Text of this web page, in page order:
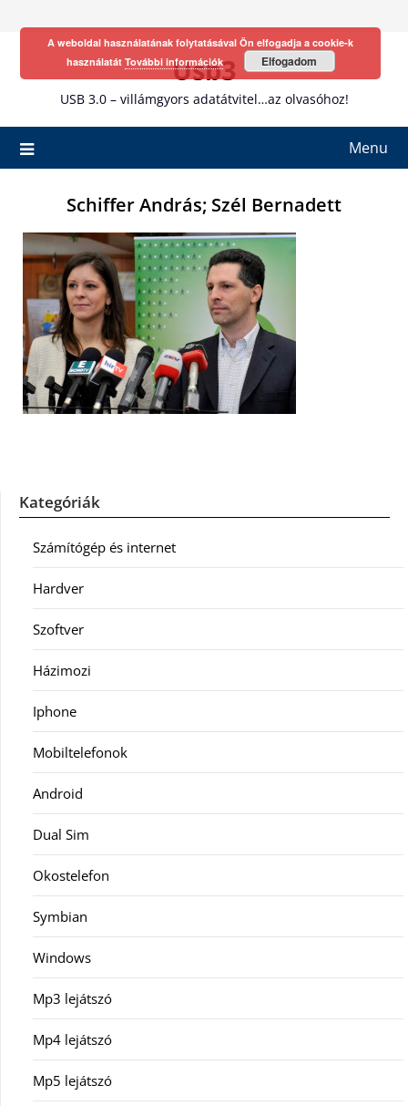
Usb3
USB 3.0 – villámgyors adatátvitel…az olvasóhoz!
Menu
Schiffer András; Szél Bernadett
Kategóriák
Számítógép és internet
Hardver
Szoftver
Házimozi
Iphone
Mobiltelefonok
Android
Dual Sim
Okostelefon
Symbian
Windows
Mp3 lejátszó
Mp4 lejátszó
Mp5 lejátszó
A weboldal használatának folytatásával Ön elfogadja a cookie-k
használatát További információk Elfogadom